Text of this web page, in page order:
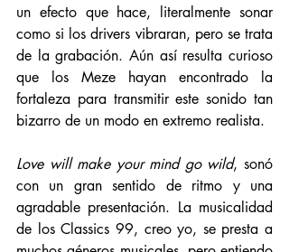
un efecto que hace, literalmente sonar
como si los drivers vibraran, pero se trata
de la grabación. Aún así resulta curioso
que los Meze hayan encontrado la
fortaleza para transmitir este sonido tan
bizarro de un modo en extremo realista.
Love will make your mind go wild, sonó
con un gran sentido de ritmo y una
agradable presentación. La musicalidad
de los Classics 99, creo yo, se presta a